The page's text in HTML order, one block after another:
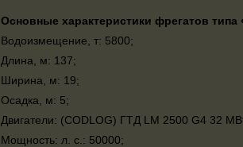
Основные характеристики фрегатов типа
Водоизмещение, т: 5800;
Длина, м: 137;
Ширина, м: 19;
Осадка, м: 5;
Двигатели: (CODLOG) ГТД LM 2500 G4 32
Мощность: л. с.: 50000;